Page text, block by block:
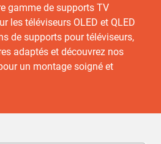
gamme de supports TV
les téléviseurs OLED et QLED
de supports pour téléviseurs,
adaptés et découvrez nos
un montage soigné et